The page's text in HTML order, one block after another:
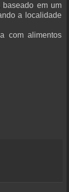
em um
a localidade
com alimentos